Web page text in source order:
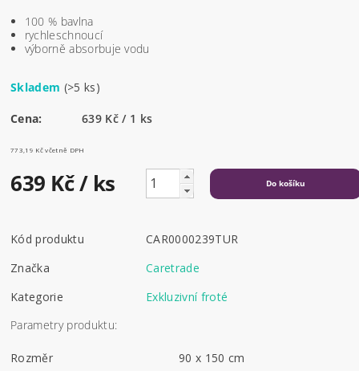
100 % bavlna
rychleschnoucí
výborně absorbuje vodu
Skladem (>5 ks)
Cena: 639 Kč / 1 ks
773,19 Kč včetně DPH
639 Kč/ ks
Kód produktu
CAR0000239TUR
Značka
Caretrade
Kategorie
Exkluzivní froté
Parametry produktu:
Rozměr
90 x 150 cm